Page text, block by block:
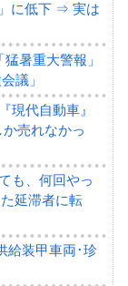
に低下 ⇒ 実は
暑重大警報」
議」
現代自動車』
売れなかっ
も、何回やっ
延滞者に転
給装甲車両･珍